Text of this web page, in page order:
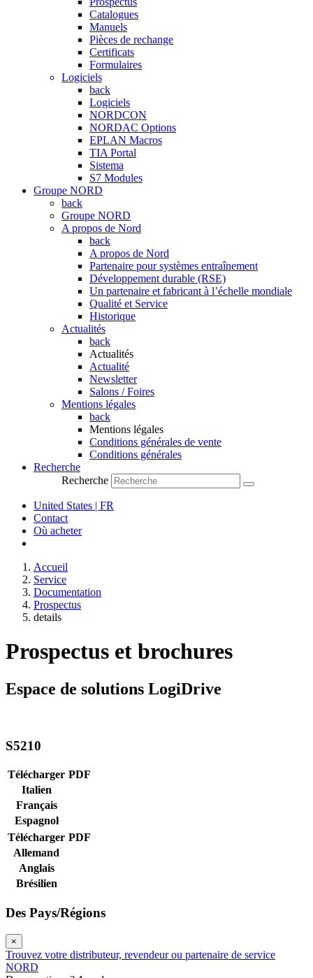
Catalogues
Manuels
Pièces de rechange
Certificats
Formulaires
Logiciels
back
Logiciels
NORDCON
NORDAC Options
EPLAN Macros
TIA Portal
Sistema
S7 Modules
Groupe NORD
back
Groupe NORD
A propos de Nord
back
A propos de Nord
Partenaire pour systèmes entraînement
Développement durable (RSE)
Un partenaire et fabricant à l’échelle mondiale
Qualité et Service
Historique
Actualités
back
Actualités
Actualité
Newsletter
Salons / Foires
Mentions légales
back
Mentions légales
Conditions générales de vente
Conditions générales
Recherche
Recherche
United States | FR
Contact
Où acheter
Accueil
Service
Documentation
Prospectus
details
Prospectus et brochures
Espace de solutions LogiDrive
S5210
Télécharger PDF
Italien
Français
Espagnol
Télécharger PDF
Allemand
Anglais
Brésilien
Des Pays/Régions
×
Trouvez votre distributeur, revendeur ou partenaire de service
NORD